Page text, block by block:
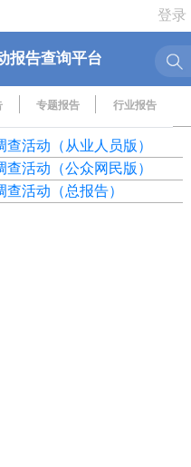
登录
报告查询平台
专题报告 行业报告
活动（从业人员版）
活动（公众网民版）
活动（总报告）